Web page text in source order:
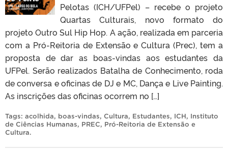
Pelotas (ICH/UFPel) – recebe o projeto
Quartas Culturais, novo formato do
projeto Outro Sul Hip Hop. A ação, realizada em parceria
com a Pró-Reitoria de Extensão e Cultura (Prec), tem a
proposta de dar as boas-vindas aos estudantes da
UFPel. Serão realizados Batalha de Conhecimento, roda
de conversa e oficinas de DJ e MC, Dança e Live Painting.
As inscrições das oficinas ocorrem no […]
Tags: acolhida, boas-vindas, Cultura, Estudantes, ICH, Instituto
de Ciências Humanas, PREC, Pró-Reitoria de Extensão e
Cultura.